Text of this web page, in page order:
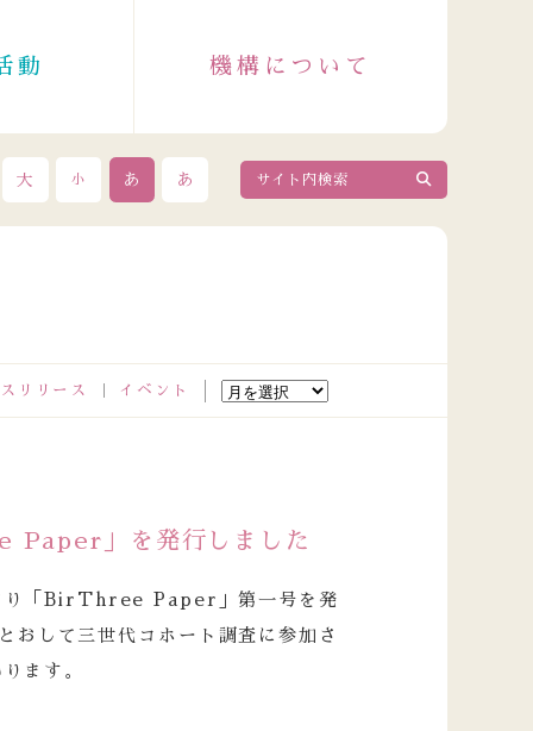
動 機構について
大 小 あ あ
リリース イベント
Paper」を発行しました
り「BirThree Paper」第一号を発
して三世代コホート調査に参加さ
ます。